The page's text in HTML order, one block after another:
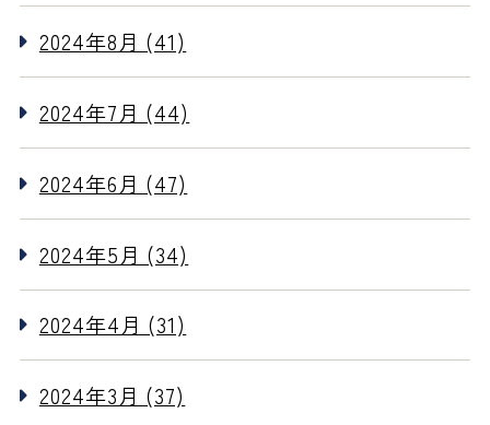
2024年8月 (41)
2024年7月 (44)
2024年6月 (47)
2024年5月 (34)
2024年4月 (31)
2024年3月 (37)